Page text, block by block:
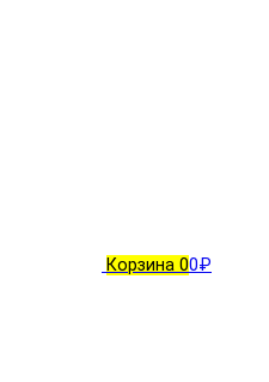
Корзина 00₽